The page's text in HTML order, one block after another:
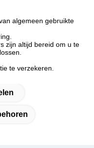
algemeen gebruikte
zijn altijd bereid om u te
te verzekeren.